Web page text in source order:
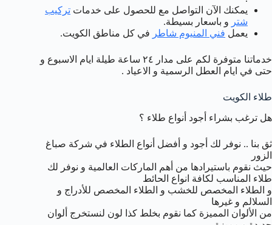
يمكنك الآن التواصل مع للحصول على خدمات تركيب
شتر و باسعار بسيطة.
يعمل فني المنيوم شاطر في كل مناطق الكويت.
خدماتنا متوفرة لكم على مدار ٢٤ ساعة طيلة ايام الاسبوع و
حتى في ايام العطل الرسمية و الاعياد .
طلاء الكويت
هل ترغب بشراء أجود أنواع طلاء ؟
ثق بنا .. نوفر لك أجود و أفضل أنواع الطلاء في شركة صباغ
الزور
حيث نقوم باستيرادها من أهم الماركات العالمية و نوفر لك
طلاء المناسب لكافة انواع الحائط
و الطلاء المخصص للخشب و الطلاء المخصص للأدراج و
السلالم و غيرها
من الألوان المميزة كما نقوم بخلط كذا لون لنستخرج ألوان